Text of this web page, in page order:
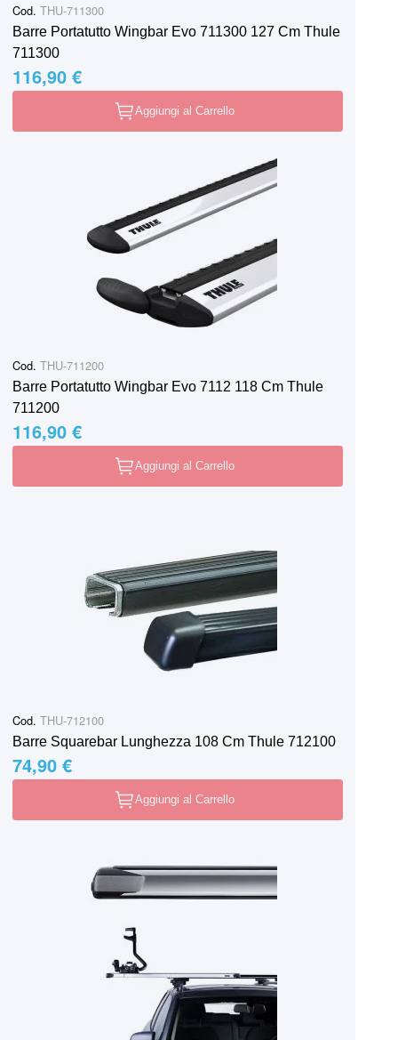
Cod. THU-711300
Barre Portatutto Wingbar Evo 711300 127 Cm Thule
711300
116,90 €
Aggiungi al Carrello
Cod. THU-711200
Barre Portatutto Wingbar Evo 7112 118 Cm Thule
711200
116,90 €
Aggiungi al Carrello
Cod. THU-712100
Barre Squarebar Lunghezza 108 Cm Thule 712100
74,90 €
Aggiungi al Carrello